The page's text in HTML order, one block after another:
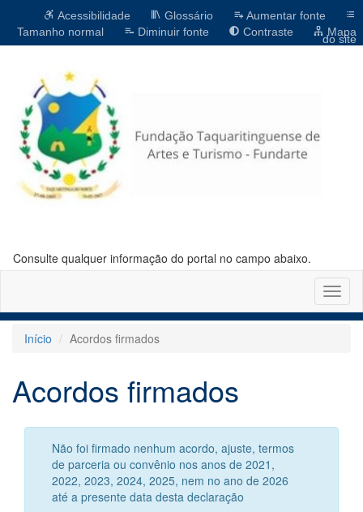
Acessibilidade Glossário
Aumentar fonte
Tamanho normal
Diminuir fonte Contraste Mapa
do site
Consulte qualquer informação do portal no campo abaixo.
Início
Acordos firmados
Acordos firmados
Não foi firmado nenhum acordo, ajuste, termos
de parceria ou convênio nos anos de 2021,
2022, 2023, 2024, 2025, nem no ano de 2026
até a presente data desta declaração